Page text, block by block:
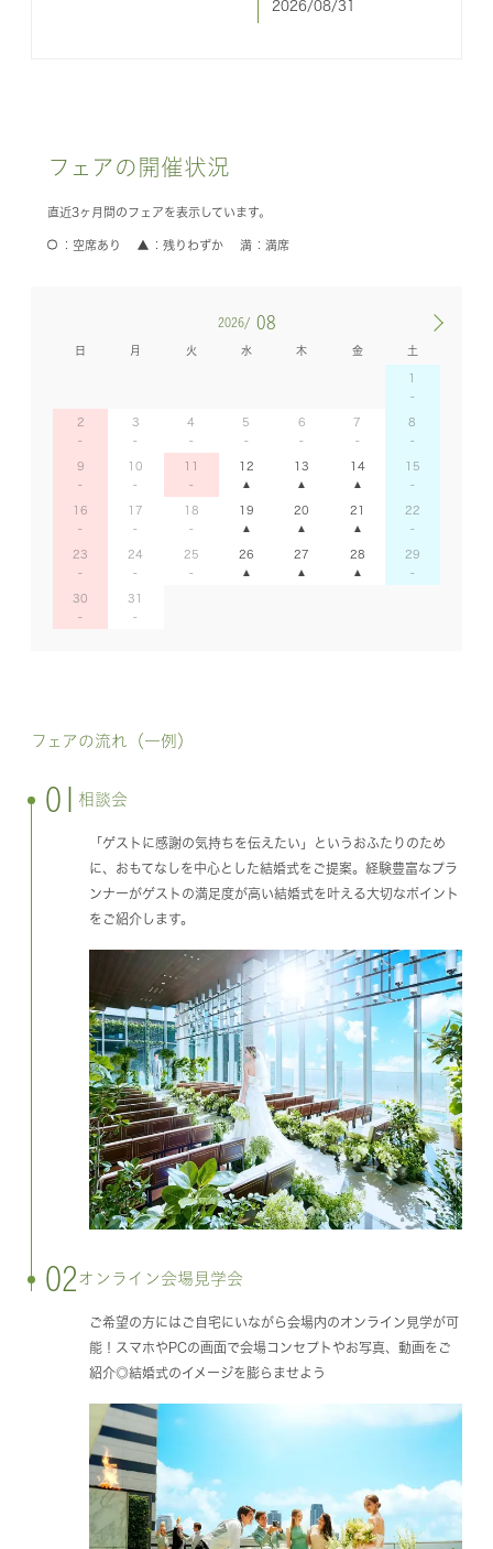
2026/08/31
フェアの開催状況
直近3ヶ月間のフェアを表示しています。
空席あり 残りわずか 満席
2026/ 08
日 月 火 水 木 金 土
1
2 3 4 5 6 7 8
9 10 11 12 13 14 15
16 17 18 19 20 21 22
23 24 25 26 27 28 29
30 31
フェアの流れ（一例）
01 相談会
「ゲストに感謝の気持ちを伝えたい」というおふたりのため
に、おもてなしを中心とした結婚式をご提案。経験豊富なプラ
ンナーがゲストの満足度が高い結婚式を叶える大切なポイント
をご紹介します。
02 オンライン会場見学会
ご希望の方にはご自宅にいながら会場内のオンライン見学が可
能！スマホやPCの画面で会場コンセプトやお写真、動画をご
紹介◎結婚式のイメージを膨らませよう